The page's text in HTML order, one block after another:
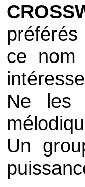
préférés
ce nom
Ne les
Un